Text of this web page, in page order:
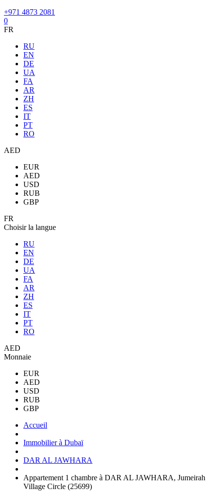
+971 4873 2081
0
FR
RU
EN
DE
UA
FA
AR
ZH
ES
IT
PT
RO
AED
EUR
AED
USD
RUB
GBP
FR
Choisir la langue
RU
EN
DE
UA
FA
AR
ZH
ES
IT
PT
RO
AED
Monnaie
EUR
AED
USD
RUB
GBP
Accueil
Immobilier à Dubaï
DAR AL JAWHARA
Appartement 1 chambre à DAR AL JAWHARA, Jumeirah
Village Circle (25699)